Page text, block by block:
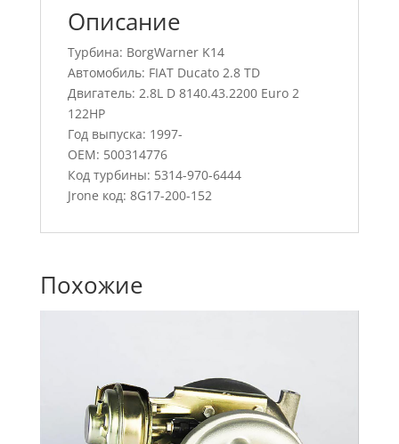
Описание
Турбина: BorgWarner K14
Автомобиль: FIAT Ducato 2.8 TD
Двигатель: 2.8L D 8140.43.2200 Euro 2
122HP
Год выпуска: 1997-
OEM: 500314776
Код турбины: 5314-970-6444
Jrone код: 8G17-200-152
Похожие